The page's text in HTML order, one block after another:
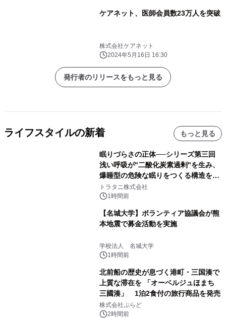
ケアネット、医師会員数23万人を突破
株式会社ケアネット
2024年5月16日 16:30
発行者のリリースをもっと見る
ライフスタイルの新着 もっと見る
眠りづらさの正体──シリーズ第三回
浅い呼吸が"二酸化炭素過剰"を生み、
爆睡型の危険な眠りをつくる構造を解
説
トラタニ株式会社
1時間前
【名城大学】ボランティア協議会が熊
本地震で募金活動を実施
学校法人 名城大学
1時間前
北前船の歴史が息づく港町・三国湊で
上質な滞在を 「オーベルジュほまち
三國湊」 1泊2食付の旅行商品を発売
株式会社ぷらど
2時間前